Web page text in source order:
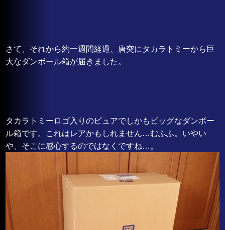
さて、それから約一週間経過、唐突にタカラトミーから巨
大なダンボール箱が届きました。
タカラトミーロゴ入りのピュアでしかもビッグなダンボー
ル箱です。これはレアかもしれません…むふふ。いやい
や、そこに感心するのではなくですね…。